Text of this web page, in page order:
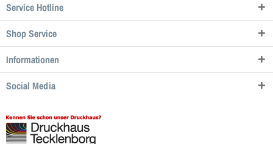
Service Hotline
Shop Service
Informationen
Social Media